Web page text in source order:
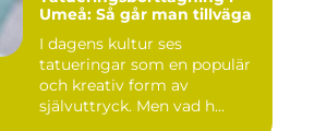
Umeå: Så går man tillväga
I dagens kultur ses
tatueringar som en populär
och kreativ form av
självuttryck. Men vad h...